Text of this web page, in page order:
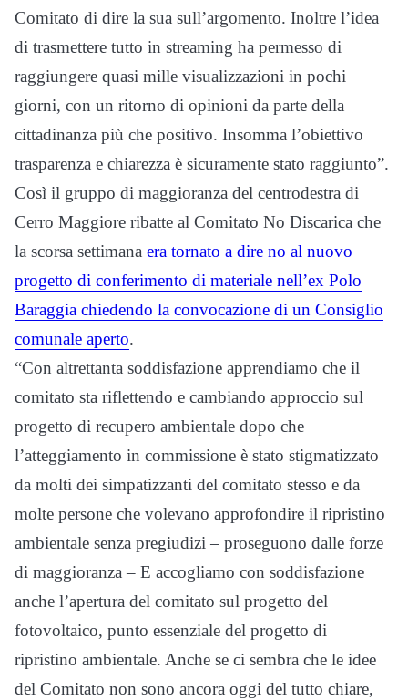
Comitato di dire la sua sull’argomento. Inoltre l’idea
di trasmettere tutto in streaming ha permesso di
raggiungere quasi mille visualizzazioni in pochi
giorni, con un ritorno di opinioni da parte della
cittadinanza più che positivo. Insomma l’obiettivo
trasparenza e chiarezza è sicuramente stato raggiunto”.
Così il gruppo di maggioranza del centrodestra di
Cerro Maggiore ribatte al Comitato No Discarica che
la scorsa settimana era tornato a dire no al nuovo
progetto di conferimento di materiale nell’ex Polo
Baraggia chiedendo la convocazione di un Consiglio
comunale aperto.
“Con altrettanta soddisfazione apprendiamo che il
comitato sta riflettendo e cambiando approccio sul
progetto di recupero ambientale dopo che
l’atteggiamento in commissione è stato stigmatizzato
da molti dei simpatizzanti del comitato stesso e da
molte persone che volevano approfondire il ripristino
ambientale senza pregiudizi – proseguono dalle forze
di maggioranza – E accogliamo con soddisfazione
anche l’apertura del comitato sul progetto del
fotovoltaico, punto essenziale del progetto di
ripristino ambientale. Anche se ci sembra che le idee
del Comitato non sono ancora oggi del tutto chiare,